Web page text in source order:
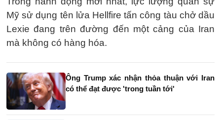
Mỹ sử dụng tên lửa Hellfire tấn công tàu chở dầu
Lexie đang trên đường đến một cảng của Iran
mà không có hàng hóa.
Ông Trump xác nhận thỏa thuận với Iran
có thể đạt được 'trong tuần tới'